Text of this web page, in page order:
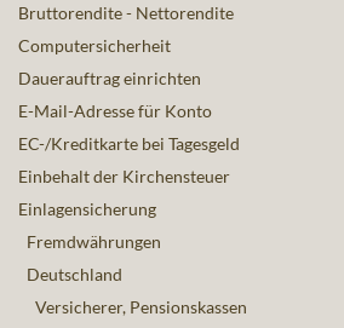
Bruttorendite - Nettorendite
Computersicherheit
Dauerauftrag einrichten
E-Mail-Adresse für Konto
EC-/Kreditkarte bei Tagesgeld
Einbehalt der Kirchensteuer
Einlagensicherung
Fremdwährungen
Deutschland
Versicherer, Pensionskassen